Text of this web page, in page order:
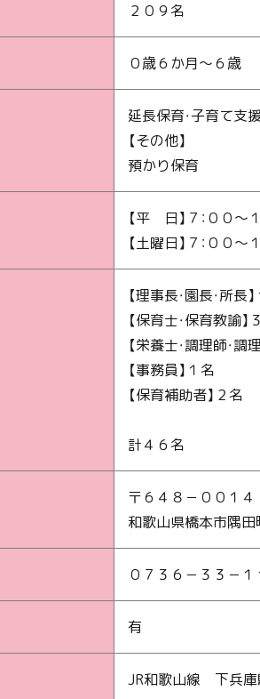
２０９名
０歳６か月～６歳
延長保育・子育て支援
【その他】
預かり保育
【平 日】 ７：００～
【土曜日】 ７：００～
【理事長・園長・所長】
【保育士・保育教諭】
【栄養士・調理師・調
【事務員】 １名
【保育補助者】 ２名
計４６名
〒６４８－００１４
和歌山県橋本市隅田
０７３６－３３－１
有
JR和歌山線 下兵庫